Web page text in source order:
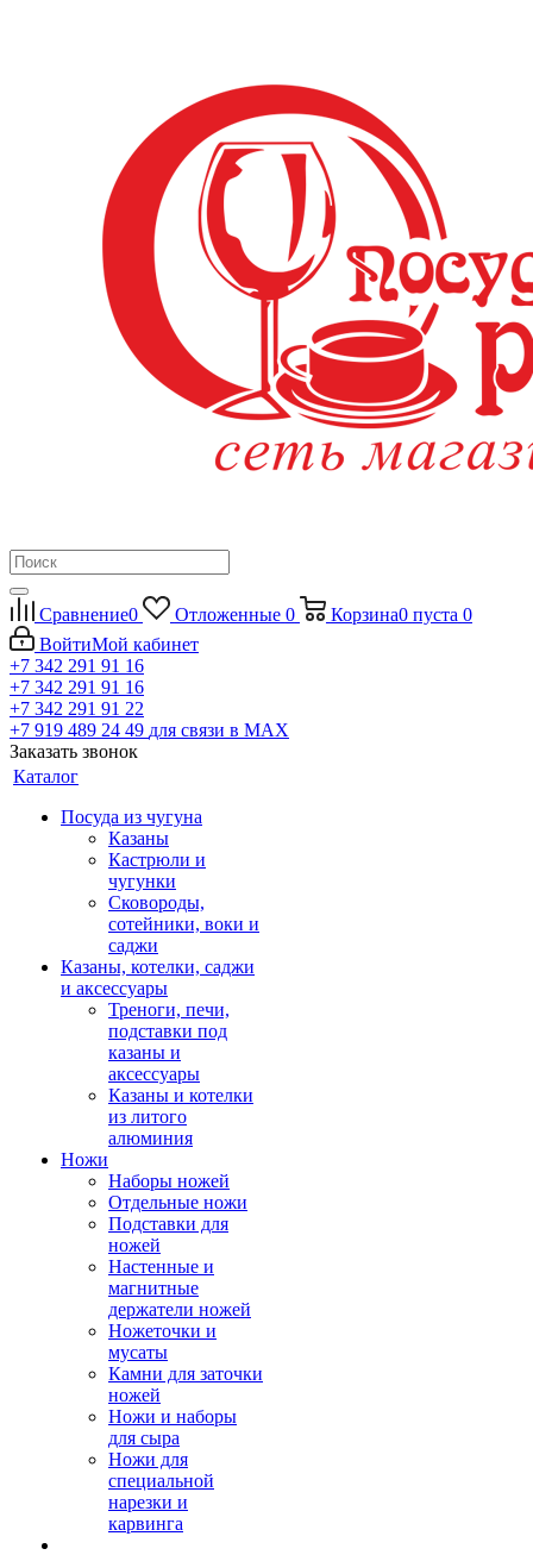
Сравнение0 Отложенные 0 Корзина0 пуста 0
ВойтиМой кабинет
+7 342 291 91 16
+7 342 291 91 16
+7 342 291 91 22
+7 919 489 24 49 для связи в МАХ
Заказать звонок
Каталог
Посуда из чугуна
Казаны
Кастрюли и
чугунки
Сковороды,
сотейники, воки и
саджи
Казаны, котелки, саджи
и аксессуары
Треноги, печи,
подставки под
казаны и
аксессуары
Казаны и котелки
из литого
алюминия
Ножи
Наборы ножей
Отдельные ножи
Подставки для
ножей
Настенные и
магнитные
держатели ножей
Ножеточки и
мусаты
Камни для заточки
ножей
Ножи и наборы
для сыра
Ножи для
специальной
нарезки и
карвинга